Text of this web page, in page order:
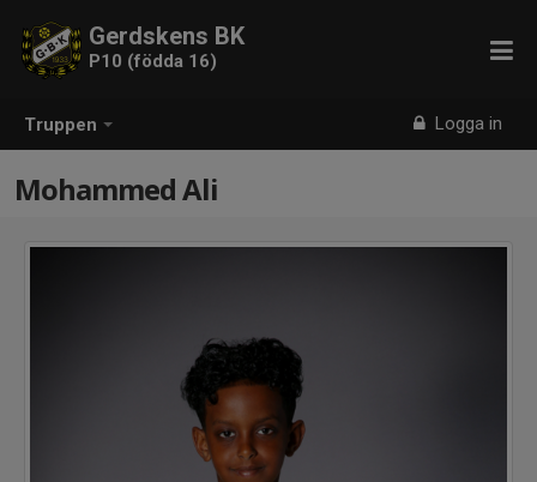
Truppen Logga in
Gerdskens BK
P10 (födda 16)
Mohammed Ali